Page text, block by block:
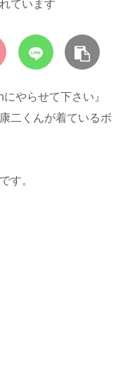
ています
やらせて下さい』
二くんが着ているボ
す。